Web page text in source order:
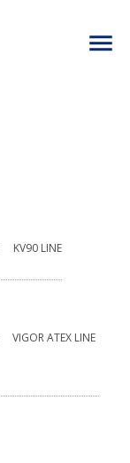
KV90 LINE
VIGOR ATEX LINE